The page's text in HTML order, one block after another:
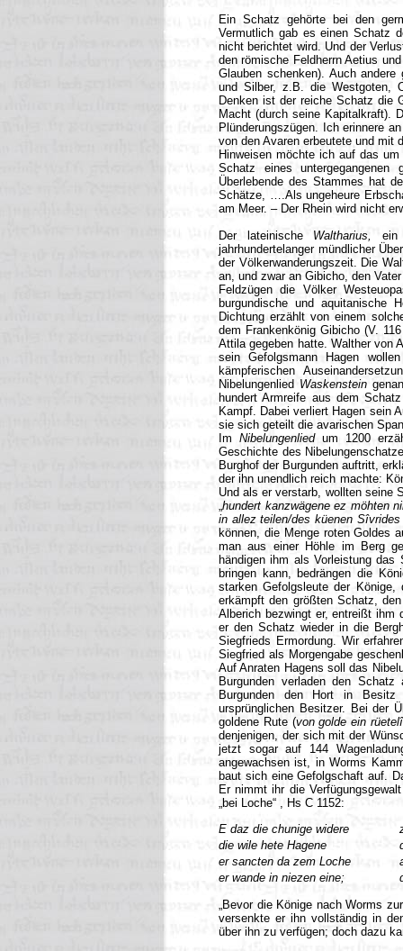
Ein Schatz gehörte bei den
Vermutlich gab es einen Schatz
nicht berichtet wird. Und der
den römische Feldherrn Aetius
Glauben schenken). Auch
und Silber, z.B. die Westgoten,
Denken ist der reiche Schatz die
Macht (durch seine Kapitalkraft).
Plünderungszügen. Ich erinnere
von den Avaren erbeutete und mit
Hinweisen möchte ich auf das
Schatz eines
Überlebende des Stammes hat
Schätze, ….Als ungeheure
am Meer. – Der Rhein wird nicht
Der lateinische Waltharius,
jahrhundertelanger mündlicher
der Völkerwanderungszeit. Die
an, und zwar an Gibicho, den
Feldzügen die Völker
burgundische und aquitanische
Dichtung erzählt von einem
dem Frankenkönig Gibicho (V.
Attila gegeben hatte. Walther von
sein Gefolgsmann Hagen
kämpferischen
Nibelungenlied Waskenstein
hundert Armreife aus dem
Kampf. Dabei verliert Hagen sein
sie sich geteilt die avarischen
ImNibelungenliedum 1200
Geschichte des
Burghof der Burgunden auftritt,
der ihn unendlich reich machte:
Und als er verstarb, wollten seine
„hundert kanzwägene ez möhten
in allez teilen/des küenen Sîvrides
können, die Menge roten Goldes
man aus einer Höhle im Berg
händigen ihm als Vorleistung
bringen kann, bedrängen die
starken Gefolgsleute der Könige,
erkämpft den größten Schatz,
Alberich bezwingt er, entreißt ihm
er den Schatz wieder in die
Siegfrieds Ermordung. Wir
Siegfried als Morgengabe
Auf Anraten Hagens soll das
Burgunden verladen den
Burgunden den Hort in Besitz
ursprünglichen Besitzer. Bei der
goldene Rute (von golde ein
denjenigen, der sich mit der
jetzt sogar auf 144
angewachsen ist, in Worms
baut sich eine Gefolgschaft auf.
Er nimmt ihr die
„bei Loche“ , Hs C 1152:
E daz die chunige widere
die wile hete Hagene
er sancten da zem Loche
er wande in niezen eine;
„Bevor die Könige nach Worms
versenkte er ihn vollständig in
über ihn zu verfügen; doch dazu